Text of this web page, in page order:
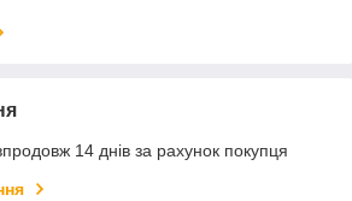
14 днів за рахунок покупця